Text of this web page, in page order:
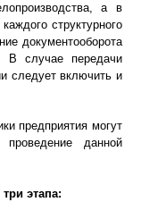
а в
структурного
документооборота
В случае передачи
следует включить и
предприятия могут
данной
этапа: